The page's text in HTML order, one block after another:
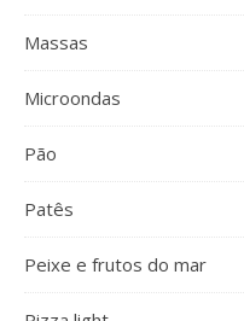
Massas
Microondas
Pão
Patês
Peixe e frutos do mar